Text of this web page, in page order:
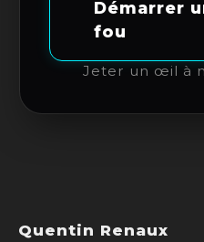
Démarrer
fou
Jeter un œil à
Quentin Renaux